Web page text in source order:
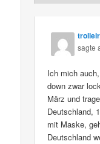
sagte
Ich mich
down zwar
März und
Deutschland,
mit Maske,
Deutschland